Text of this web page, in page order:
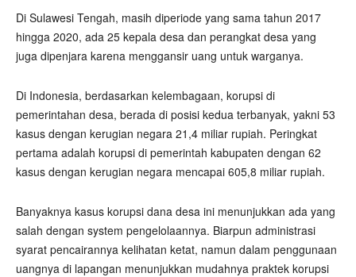
Di Sulawesi Tengah, masih diperiode yang sama tahun 2017
hingga 2020, ada 25 kepala desa dan perangkat desa yang
juga dipenjara karena menggansir uang untuk warganya.
Di Indonesia, berdasarkan kelembagaan, korupsi di
pemerintahan desa, berada di posisi kedua terbanyak, yakni 53
kasus dengan kerugian negara 21,4 miliar rupiah. Peringkat
pertama adalah korupsi di pemerintah kabupaten dengan 62
kasus dengan kerugian negara mencapai 605,8 miliar rupiah.
Banyaknya kasus korupsi dana desa ini menunjukkan ada yang
salah dengan system pengelolaannya. Biarpun administrasi
syarat pencairannya kelihatan ketat, namun dalam penggunaan
uangnya di lapangan menunjukkan mudahnya praktek korupsi